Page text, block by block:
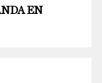
EN